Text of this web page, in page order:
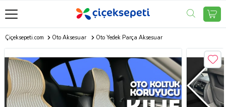
Çiçeksepeti.com Oto Aksesuar Oto Yedek Parça Aksesuar